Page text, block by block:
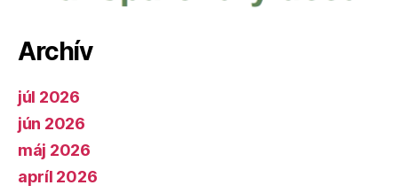
Archív
júl 2026
jún 2026
máj 2026
apríl 2026